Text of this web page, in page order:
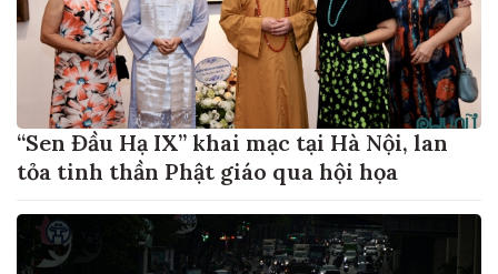
“Sen Đầu Hạ IX” khai mạc tại Hà Nội, lan
tỏa tinh thần Phật giáo qua hội họa